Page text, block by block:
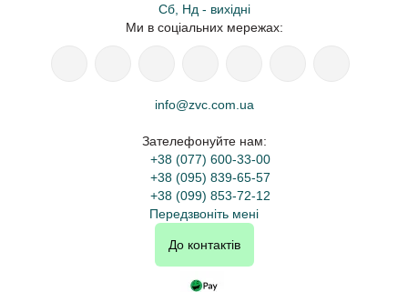
Сб, Нд - вихідні
Ми в соціальних мережах:
info@zvc.com.ua
Зателефонуйте нам:
+38 (077) 600-33-00
+38 (095) 839-65-57
+38 (099) 853-72-12
Передзвоніть мені
До контактів